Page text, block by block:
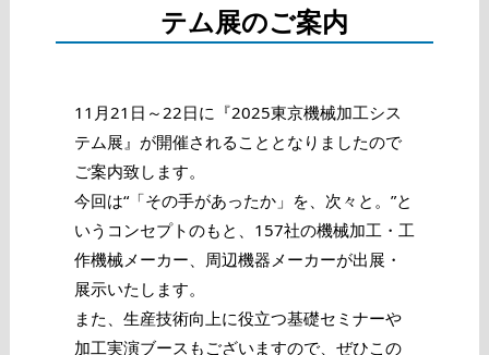
テム展のご案内
11月21日～22日に『2025東京機械加工シス
テム展』が開催されることとなりましたので
ご案内致します。
今回は“「その手があったか」を、次々と。”と
いうコンセプトのもと、157社の機械加工・工
作機械メーカー、周辺機器メーカーが出展・
展示いたします。
また、生産技術向上に役立つ基礎セミナーや
加工実演ブースもございますので、ぜひこの